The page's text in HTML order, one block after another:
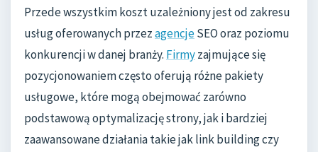
Przede wszystkim koszt uzależniony jest od zakresu
usług oferowanych przezagencjeSEO oraz poziomu
konkurencji w danej branży. Firmyzajmujące się
pozycjonowaniem często oferują różne pakiety
usługowe, które mogą obejmować zarówno
podstawową optymalizację strony, jak i bardziej
zaawansowane działania takie jak link building czy